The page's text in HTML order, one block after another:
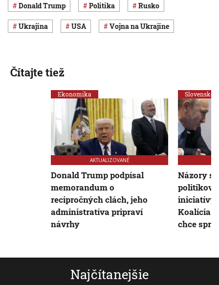
Donald Trump Politika Rusko
Ukrajina USA vojna na Ukrajine
Najčítanejšie
Čítajte tiež
Ekonomika
AKTUALIZOVANÉ
Donald Trump podpísal
memorandum o
recipročných clách, jeho
administratíva pripraví
návrhy
Slovensko
Názory
politikov
iniciatívy
Koalícia
chce